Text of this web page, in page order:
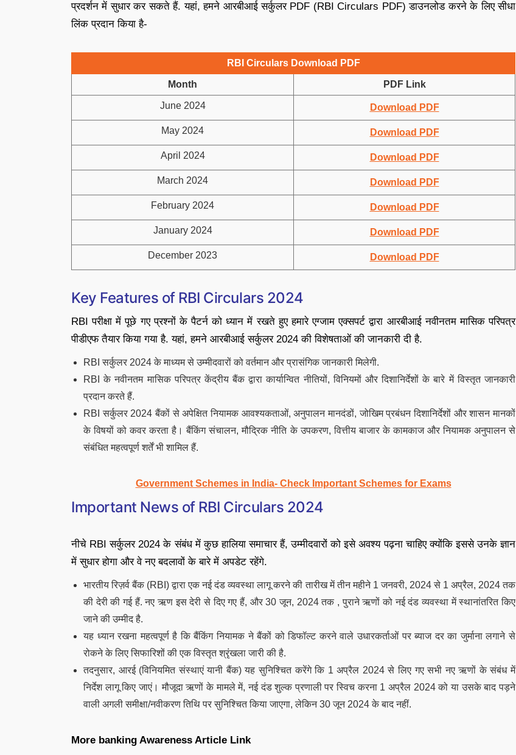
प्रदर्शन में सुधार कर सकते हैं. यहां, हमने आरबीआई सर्कुलर PDF (RBI Circulars PDF) डाउनलोड करने के लिए सीधा
लिंक प्रदान किया है-
RBI Circulars Download PDF
Month PDF Link
June 2024 Download PDF
May 2024 Download PDF
April 2024 Download PDF
March 2024 Download PDF
February 2024 Download PDF
January 2024 Download PDF
December 2023 Download PDF
Key Features of RBI Circulars 2024
RBI परीक्षा में पूछे गए प्रश्नों के पैटर्न को ध्यान में रखते हुए हमारे एग्जाम एक्सपर्ट द्वारा आरबीआई नवीनतम मासिक परिपत्र
पीडीएफ तैयार किया गया है. यहां, हमने आरबीआई सर्कुलर 2024 की विशेषताओं की जानकारी दी है.
RBI सर्कुलर 2024 के माध्यम से उम्मीदवारों को वर्तमान और प्रासंगिक जानकारी मिलेगी.
RBI के नवीनतम मासिक परिपत्र केंद्रीय बैंक द्वारा कार्यान्वित नीतियों, विनियमों और दिशानिर्देशों के बारे में विस्तृत जानकारी
प्रदान करते हैं.
RBI सर्कुलर 2024 बैंकों से अपेक्षित नियामक आवश्यकताओं, अनुपालन मानदंडों, जोखिम प्रबंधन दिशानिर्देशों और शासन मानकों
के विषयों को कवर करता है। बैंकिंग संचालन, मौद्रिक नीति के उपकरण, वित्तीय बाजार के कामकाज और नियामक अनुपालन से
संबंधित महत्वपूर्ण शर्तें भी शामिल हैं.
Government Schemes in India- Check Important Schemes for Exams
Important News of RBI Circulars 2024
नीचे RBI सर्कुलर 2024 के संबंध में कुछ हालिया समाचार हैं, उम्मीदवारों को इसे अवश्य पढ़ना चाहिए क्योंकि इससे उनके ज्ञान
में सुधार होगा और वे नए बदलावों के बारे में अपडेट रहेंगे.
भारतीय रिज़र्व बैंक (RBI) द्वारा एक नई दंड व्यवस्था लागू करने की तारीख में तीन महीने 1 जनवरी, 2024 से 1 अप्रैल, 2024 तक
की देरी की गई हैं. नए ऋण इस देरी से दिए गए हैं, और 30 जून, 2024 तक , पुराने ऋणों को नई दंड व्यवस्था में स्थानांतरित किए
जाने की उम्मीद है.
यह ध्यान रखना महत्वपूर्ण है कि बैंकिंग नियामक ने बैंकों को डिफॉल्ट करने वाले उधारकर्ताओं पर ब्याज दर का जुर्माना लगाने से
रोकने के लिए सिफारिशों की एक विस्तृत श्रृंखला जारी की है.
तदनुसार, आरई (विनियमित संस्थाएं यानी बैंक) यह सुनिश्चित करेंगे कि 1 अप्रैल 2024 से लिए गए सभी नए ऋणों के संबंध में
निर्देश लागू किए जाएं। मौजूदा ऋणों के मामले में, नई दंड शुल्क प्रणाली पर स्विच करना 1 अप्रैल 2024 को या उसके बाद पड़ने
वाली अगली समीक्षा/नवीकरण तिथि पर सुनिश्चित किया जाएगा, लेकिन 30 जून 2024 के बाद नहीं.
More banking Awareness Article Link